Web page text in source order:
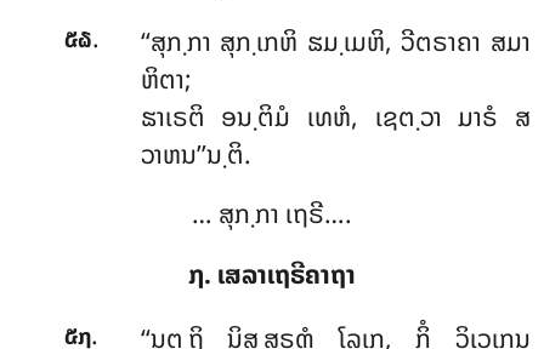
໕໖. ‘‘ສຸກ຺ກາ ສຸກ຺ເກຫິ ຘມ຺ເມຫິ, ວີຕຣາຄາ ສມາ
ຫິຕາ;
ຘາເຣຕິ ອນ຺ຕິມໍ ເທຫໍ, ເຊຕ຺ວາ ມາຣໍ ສ
ວາຫນ’’ນ຺ຕິ.
… ສຸກ຺ກາ ເຖຣີ….
໗. ເສລາເຖຣີຄາຖາ
໕໗.
‘‘ນຕ຺ຖິ ນິສ຺ສຣຓໍ ໂລເກ, ກິໍ ວິເວເກນ